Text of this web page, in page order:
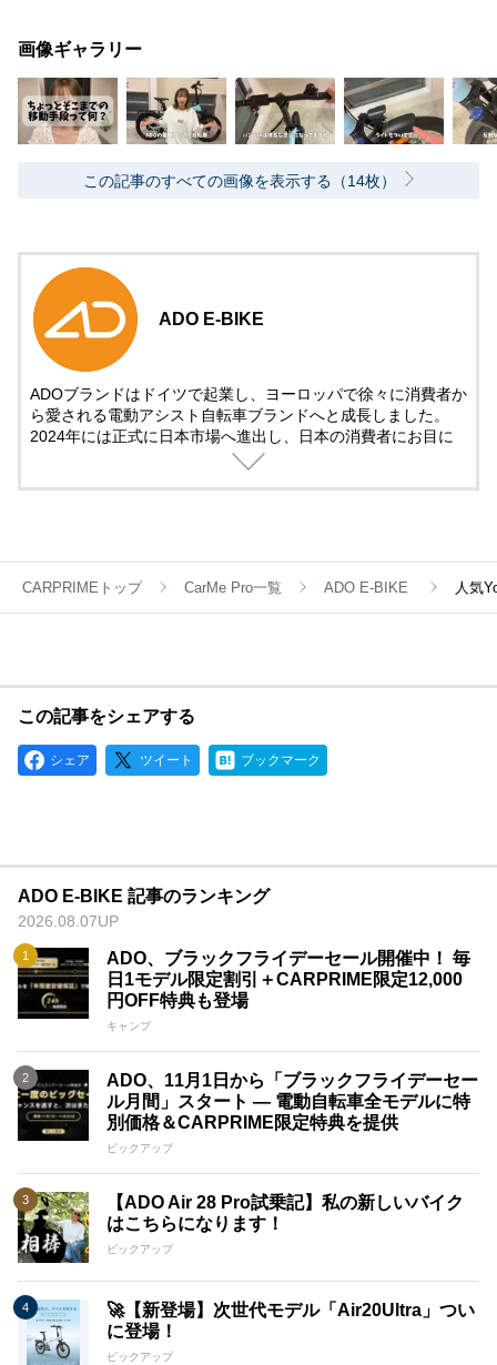
画像ギャラリー
この記事のすべての画像を表示する（14枚）
ADO E-BIKE
ADOブランドはドイツで起業し、ヨーロッパで徐々に消費者か
ら愛される電動アシスト自転車ブランドへと成長しました。
2024年には正式に日本市場へ進出し、日本の消費者にお目に
ます。
ADOは、環境への配慮と卓越した製品品質に焦点を当て、持続
可能な未来の実現に貢献しています。
ADOは若いブランドではありますが、電動アシスト自転車の品
質において、他社に引けを取らない自信がございます。
くの競争相手よりも優位を保っています。ADOはこれまでの実
績を元に、革新的な技術と高品質な製品により市場での地位を
確立しています。
・独自のブランド哲学：ADOはECOな環境を重視し、その価
値観を製品に反映させています。 私たちは持続可能な製造プ
ロセスと素材の選定に努め、環境にやさしいアプローチを追求
しています。
・自信をもって挑む品質：ADOは若いブランドでありながら、
電動アシスト自転車の品質について自信を持っています。 競
争相手に負けない高品質な製品を提供することをお約束いたし
ADO電動アシスト自転車は、常に進化し続ける市場で、革新的
な製品と共にお客様の期待に応えることをお約束いたします。
私たちは将来のモビリティにおいて積極的な役割を果たし、お
客様に価値あるライフスタイルを提供してまいります。
CARPRIMEトップ CarMe Pro一覧 ADO E-BIKE 人気
この記事をシェアする
シェア ツイート ブックマーク
ADO E-BIKE 記事のランキング
2026.08.07UP
ADO、ブラックフライデーセール開催中！ 毎
日1モデル限定割引＋CARPRIME限定12,000
円OFF特典も登場
キャンプ
ADO、11月1日から「ブラックフライデーセー
ル月間」スタート ― 電動自転車全モデルに特
別価格＆CARPRIME限定特典を提供
ピックアップ
【ADO Air 28 Pro試乗記】私の新しいバイク
はこちらになります！
ピックアップ
🚀【新登場】次世代モデル「Air20Ultra」つい
に登場！
ピックアップ